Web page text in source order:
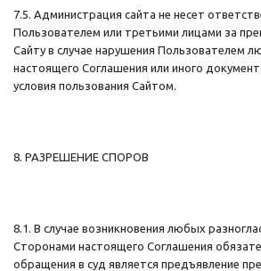
7.5. Администрация сайта не несет
Пользователем или третьими лицами за
Сайту в случае нарушения Пользователем
настоящего Соглашения или иного
условия пользования Сайтом.
8. РАЗРЕШЕНИЕ СПОРОВ
8.1. В случае возникновения любых
Сторонами настоящего Соглашения
обращения в суд является предъявление